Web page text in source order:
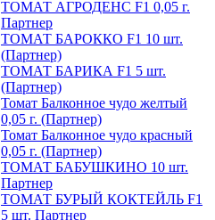
ТОМАТ АГРОДЕНС F1 0,05 г.
Партнер
ТОМАТ БАРОККО F1 10 шт.
(Партнер)
ТОМАТ БАРИКА F1 5 шт.
(Партнер)
Томат Балконное чудо желтый
0,05 г. (Партнер)
Томат Балконное чудо красный
0,05 г. (Партнер)
ТОМАТ БАБУШКИНО 10 шт.
Партнер
ТОМАТ БУРЫЙ КОКТЕЙЛЬ F1
5 шт. Партнер